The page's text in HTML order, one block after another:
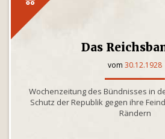
Das
vom 30.12.1928
Wochenzeitung des Bündnisses in
Schutz der Republik gegen ihre
Rändern